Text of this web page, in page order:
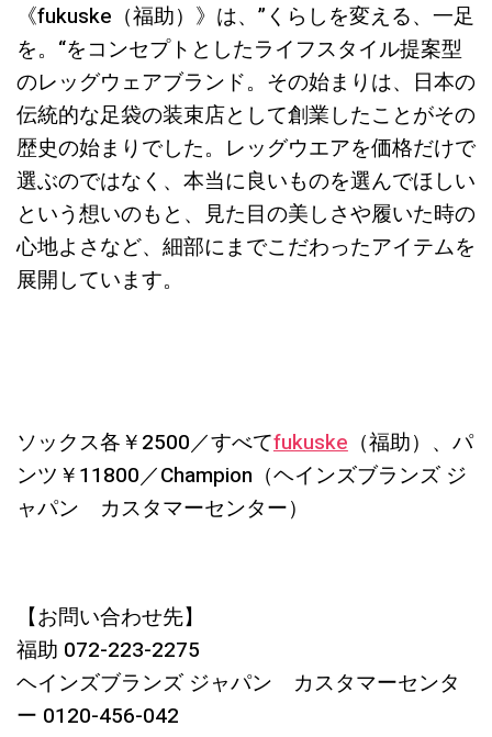
《fukuske（福助）》は、”くらしを変える、一足
を。“をコンセプトとしたライフスタイル提案型
のレッグウェアブランド。その始まりは、日本の
伝統的な足袋の装束店として創業したことがその
歴史の始まりでした。レッグウエアを価格だけで
選ぶのではなく、本当に良いものを選んでほしい
という想いのもと、見た目の美しさや履いた時の
心地よさなど、細部にまでこだわったアイテムを
展開しています。
ソックス各￥2500／すべてfukuske（福助）、パ
ンツ￥11800／Champion（ヘインズブランズ ジ
ャパン カスタマーセンター）
【お問い合わせ先】
福助 072-223-2275
ヘインズブランズ ジャパン カスタマーセンタ
ー 0120-456-042